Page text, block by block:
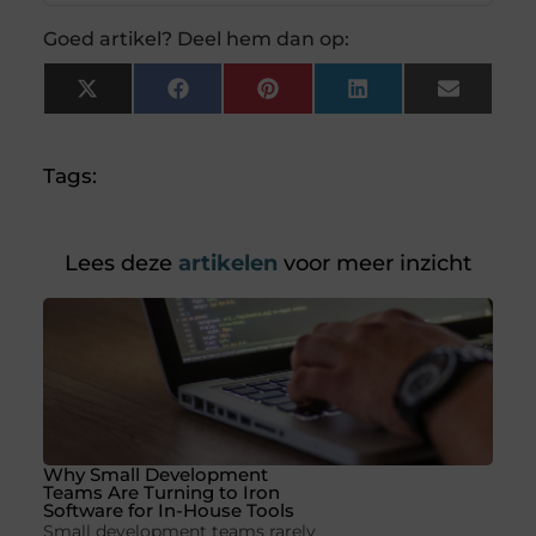
Goed artikel? Deel hem dan op:
X
(Twitter)
FacebookPinterestLinkedInEmail
Tags:
Lees deze artikelen voor meer inzicht
Why Small Development
Teams Are Turning to Iron
Software for In-House Tools
Small development teams rarely